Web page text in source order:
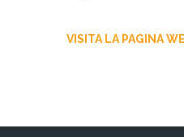
VISITA LA PAGINA